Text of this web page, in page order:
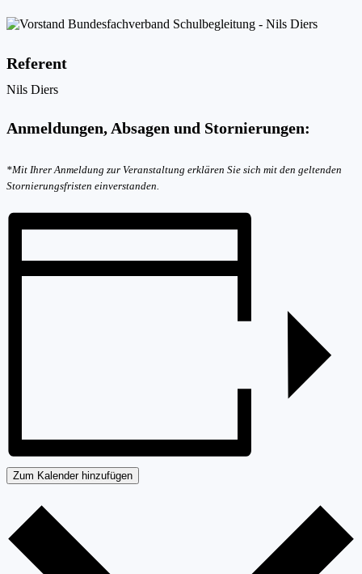
Referent
Nils Diers
Anmeldungen, Absagen und Stornierungen:
*Mit Ihrer Anmeldung zur Veranstaltung erklären Sie sich mit den geltenden
Stornierungsfristen einverstanden.
Zum Kalender hinzufügen